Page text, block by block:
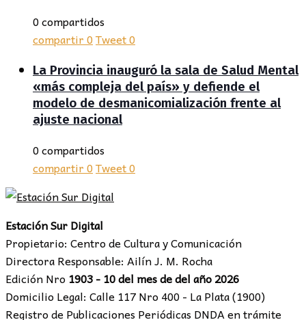
0 compartidos
compartir0Tweet0
La Provincia inauguró la sala de Salud Mental
«más compleja del país» y defiende el
modelo de desmanicomialización frente al
ajuste nacional
0 compartidos
compartir0Tweet0
Estación Sur Digital
Propietario: Centro de Cultura y Comunicación
Directora Responsable: Ailín J. M. Rocha
Edición Nro 1903 - 10 del mes de del año 2026
Domicilio Legal: Calle 117 Nro 400 - La Plata (1900)
Registro de Publicaciones Periódicas DNDA en trámite